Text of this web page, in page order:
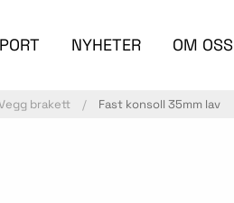
NYHETER OM OSS
brakett Fast konsoll 35mm lav